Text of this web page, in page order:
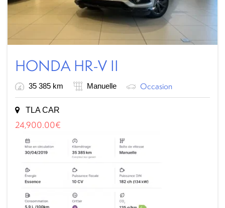
HONDA HR-V II
35 385 km Manuelle Occasion
TLA CAR
24,900.00€